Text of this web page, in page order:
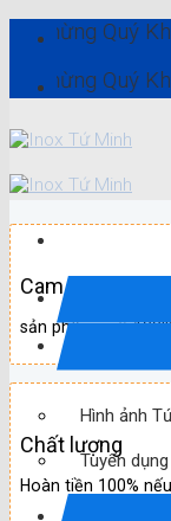
content
Quý Khách
Quý Khách
Hình ảnh
Tuyển dụng
Cam kết
sản phẩm mới
Chất lượng
Hoàn tiền 100%